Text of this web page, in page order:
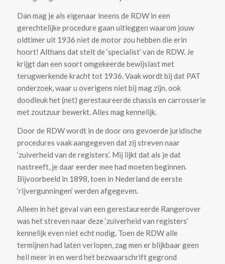
Dan mag je als eigenaar ineens de RDW in een
gerechtelijke procedure gaan uitleggen waarom jouw
oldtimer uit 1936 niet de motor zou hebben die erin
hoort! Althans dat stelt de ‘specialist’ van de RDW. Je
krijgt dan een soort omgekeerde bewijslast met
terugwerkende kracht tot 1936. Vaak wordt bij dat PAT
onderzoek, waar u overigens niet bij mag zijn, ook
doodleuk het (net) gerestaureerde chassis en carrosserie
met zoutzuur bewerkt. Alles mag kennelijk.
Door de RDW wordt in de door ons gevoerde juridische
procedures vaak aangegeven dat zij streven naar
‘zuiverheid van de registers’. Mij lijkt dat als je dat
nastreeft, je daar eerder mee had moeten beginnen.
Bijvoorbeeld in 1898, toen in Nederland de eerste
‘rijvergunningen’ werden afgegeven.
Alleen in het geval van een gerestaureerde Rangerover
was het streven naar deze ‘zuiverheid van registers’
kennelijk even niet echt nodig. Toen de RDW alle
termijnen had laten verlopen, zag men er blijkbaar geen
heil meer in en werd het bezwaarschrift gegrond